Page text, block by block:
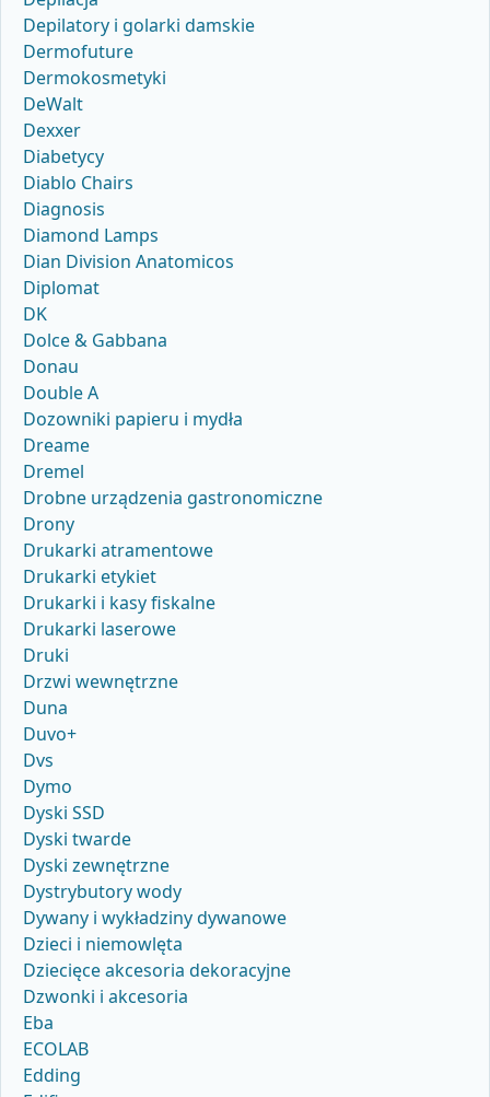
Depilatory i golarki damskie
Dermofuture
Dermokosmetyki
DeWalt
Dexxer
Diabetycy
Diablo Chairs
Diagnosis
Diamond Lamps
Dian Division Anatomicos
Diplomat
DK
Dolce & Gabbana
Donau
Double A
Dozowniki papieru i mydła
Dreame
Dremel
Drobne urządzenia gastronomiczne
Drony
Drukarki atramentowe
Drukarki etykiet
Drukarki i kasy fiskalne
Drukarki laserowe
Druki
Drzwi wewnętrzne
Duna
Duvo+
Dvs
Dymo
Dyski SSD
Dyski twarde
Dyski zewnętrzne
Dystrybutory wody
Dywany i wykładziny dywanowe
Dzieci i niemowlęta
Dziecięce akcesoria dekoracyjne
Dzwonki i akcesoria
Eba
ECOLAB
Edding